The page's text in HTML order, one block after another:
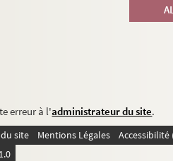
erreur à l'administrateur du site.
site Mentions Légales